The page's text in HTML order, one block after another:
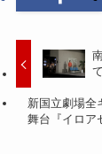
新国立劇場全
舞台『イロア